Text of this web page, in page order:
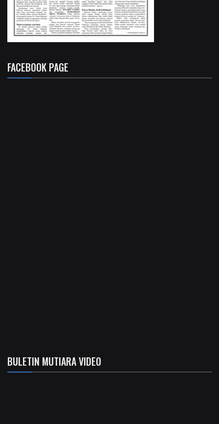
FACEBOOK PAGE
BULETIN MUTIARA VIDEO